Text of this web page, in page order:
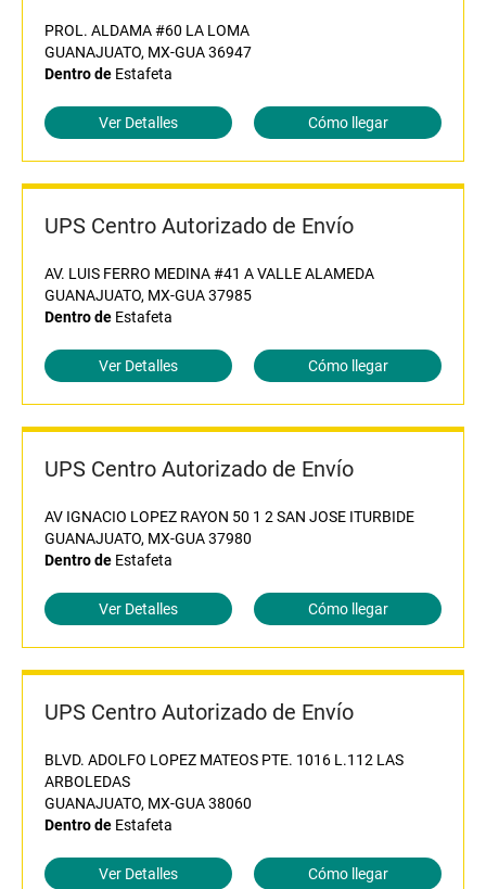
PROL. ALDAMA #60 LA LOMA
GUANAJUATO, MX-GUA 36947
Dentro de Estafeta
Ver Detalles Cómo llegar
UPS Centro Autorizado de Envío
AV. LUIS FERRO MEDINA #41 A VALLE ALAMEDA
GUANAJUATO, MX-GUA 37985
Dentro de Estafeta
Ver Detalles Cómo llegar
UPS Centro Autorizado de Envío
AV IGNACIO LOPEZ RAYON 50 1 2 SAN JOSE ITURBIDE
GUANAJUATO, MX-GUA 37980
Dentro de Estafeta
Ver Detalles Cómo llegar
UPS Centro Autorizado de Envío
BLVD. ADOLFO LOPEZ MATEOS PTE. 1016 L.112 LAS
ARBOLEDAS
GUANAJUATO, MX-GUA 38060
Dentro de Estafeta
Ver Detalles Cómo llegar